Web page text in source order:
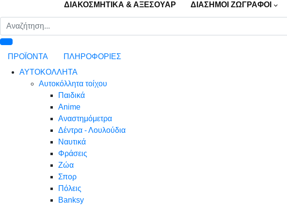
ΔΙΑΚΟΣΜΗΤΙΚΑ & ΑΞΕΣΟΥΑΡ ΔΙΑΣΗΜΟΙ ΖΩΓΡΑΦΟΙ
ΠΡΟΪΟΝΤΑ
ΠΛΗΡΟΦΟΡΙΕΣ
ΑΥΤΟΚΟΛΛΗΤΑ
Αυτοκόλλητα τοίχου
Παιδικά
Anime
Αναστημόμετρα
Δέντρα - Λουλούδια
Ναυτικά
Φράσεις
Ζώα
Σπορ
Πόλεις
Banksy